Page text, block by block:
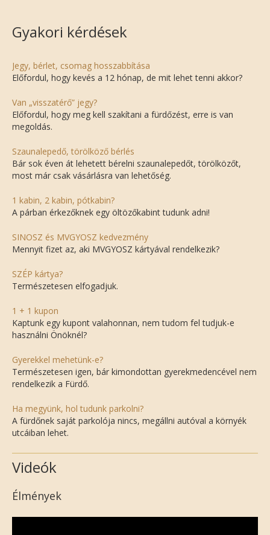
Gyakori kérdések
Jegy, bérlet, csomag hosszabbítása
Előfordul, hogy kevés a 12 hónap, de mit lehet tenni akkor?
Van „visszatérő” jegy?
Előfordul, hogy meg kell szakítani a fürdőzést, erre is van
megoldás.
Szaunalepedő, törölköző bérlés
Bár sok éven át lehetett bérelni szaunalepedőt, törölközőt,
most már csak vásárlásra van lehetőség.
1 kabin, 2 kabin, pótkabin?
A párban érkezőknek egy öltözőkabint tudunk adni!
SINOSZ és MVGYOSZ kedvezmény
Mennyit fizet az, aki MVGYOSZ kártyával rendelkezik?
SZÉP kártya?
Természetesen elfogadjuk.
1 + 1 kupon
Kaptunk egy kupont valahonnan, nem tudom fel tudjuk-e
használni Önöknél?
Gyerekkel mehetünk-e?
Természetesen igen, bár kimondottan gyerekmedencével nem
rendelkezik a Fürdő.
Ha megyünk, hol tudunk parkolni?
A fürdőnek saját parkolója nincs, megállni autóval a környék
utcáiban lehet.
Videók
Élmények